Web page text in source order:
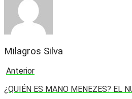
Milagros Silva
Anterior
¿QUIÉN ES MANO MENEZES? EL